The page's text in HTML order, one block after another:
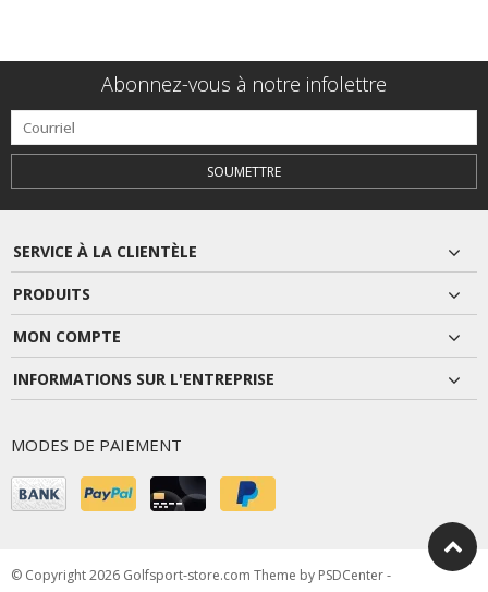
Abonnez-vous à notre infolettre
SOUMETTRE
SERVICE À LA CLIENTÈLE
PRODUITS
MON COMPTE
INFORMATIONS SUR L'ENTREPRISE
MODES DE PAIEMENT
© Copyright 2026 Golfsport-store.com Theme by PSDCenter-